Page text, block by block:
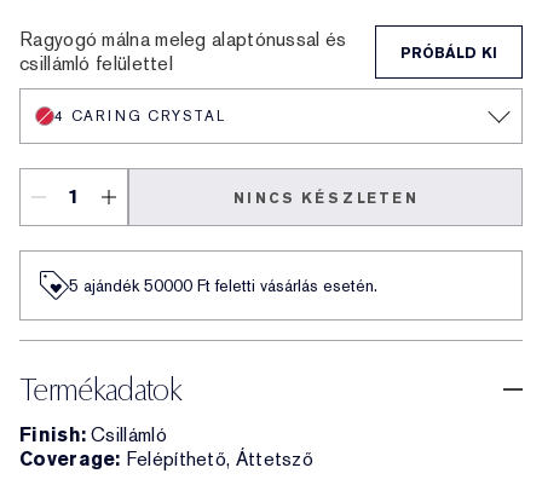
Ragyogó málna meleg alaptónussal és
csillámló felülettel
PRÓBÁLD KI
4 CARING CRYSTAL
NINCS KÉSZLETEN
5 ajándék 50000​ Ft feletti vásárlás esetén.
Termékadatok
Finish:Csillámló
Coverage: Felépíthető, Áttetsző